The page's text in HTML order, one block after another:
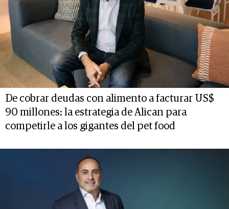
De cobrar deudas con alimento a facturar US$
90 millones: la estrategia de Alican para
competirle a los gigantes del pet food